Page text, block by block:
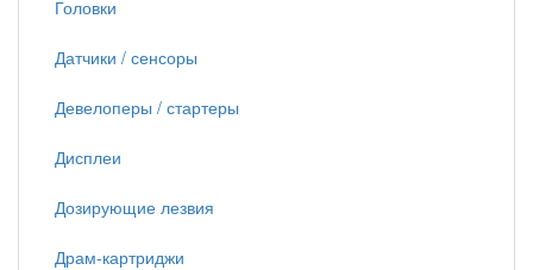
Головки
Датчики / сенсоры
Девелоперы / стартеры
Дисплеи
Дозирующие лезвия
Драм-картриджи